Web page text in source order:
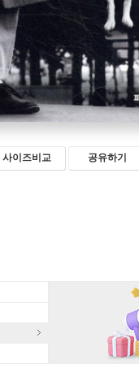
사이즈비교 공유하기